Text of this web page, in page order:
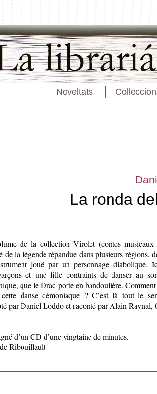
Noveltats
La ronda
de la collection Virolet (contes musicaux
de la légende répandue dans plusieurs régions,
joué par un personnage diabolique.
et une fille contraints de danser au
que le Drac porte en bandoulière.
danse démoniaque ? C’est là tout le
par Daniel Loddo et raconté par Alain Raynal,
d’un CD d’une vingtaine de minutes.
Ribouillault